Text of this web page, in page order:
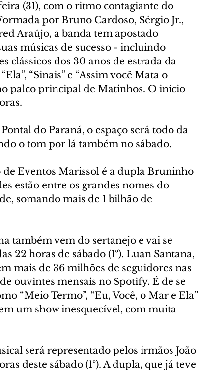
(31), com o ritmo contagiante do
por Bruno Cardoso, Sérgio Jr.,
Araújo, a banda tem apostado
músicas de sucesso - incluindo
clássicos dos 30 anos de estrada da
“Sinais” e “Assim você Mata o
palco principal de Matinhos. O início
do Paraná, o espaço será todo da
o tom por lá também no sábado.
Eventos Marissol é a dupla Bruninho
estão entre os grandes nomes do
somando mais de 1 bilhão de
também vem do sertanejo e vai se
22 horas de sábado (1º). Luan Santana,
mais de 36 milhões de seguidores nas
ouvintes mensais no Spotify. É de se
“Meio Termo”, “Eu, Você, o Mar e Ela”
um show inesquecível, com muita
será representado pelos irmãos João
deste sábado (1º). A dupla, que já teve